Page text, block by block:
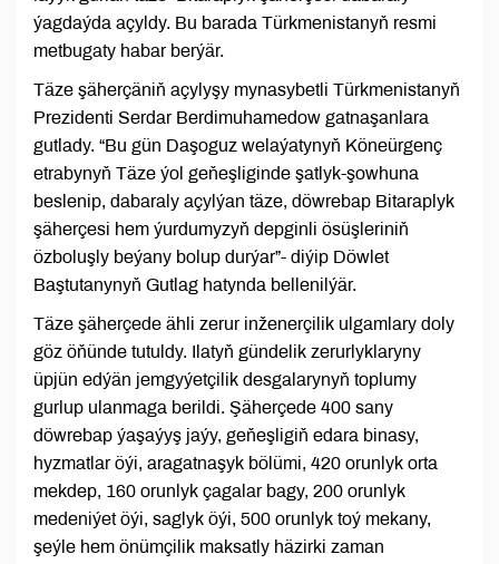
ýagdaýda açyldy. Bu barada Türkmenistanyň resmi
metbugaty habar berýär.
Täze şäherçäniň açylyşy mynasybetli Türkmenistanyň
Prezidenti Serdar Berdimuhamedow gatnaşanlara
gutlady. “Bu gün Daşoguz welaýatynyň Köneürgenç
etrabynyň Täze ýol geňeşliginde şatlyk-şowhuna
beslenip, dabaraly açylýan täze, döwrebap Bitaraplyk
şäherçesi hem ýurdumyzyň depginli ösüşleriniň
özboluşly beýany bolup durýar”- diýip Döwlet
Baştutanynyň Gutlag hatynda bellenilýär.
Täze şäherçede ähli zerur inženerçilik ulgamlary doly
göz öňünde tutuldy. Ilatyň gündelik zerurlyklaryny
üpjün edýän jemgyýetçilik desgalarynyň toplumy
gurlup ulanmaga berildi. Şäherçede 400 sany
döwrebap ýaşaýyş jaýy, geňeşligiň edara binasy,
hyzmatlar öýi, aragatnaşyk bölümi, 420 orunlyk orta
mekdep, 160 orunlyk çagalar bagy, 200 orunlyk
medeniýet öýi, saglyk öýi, 500 orunlyk toý mekany,
şeýle hem önümçilik maksatly häzirki zaman